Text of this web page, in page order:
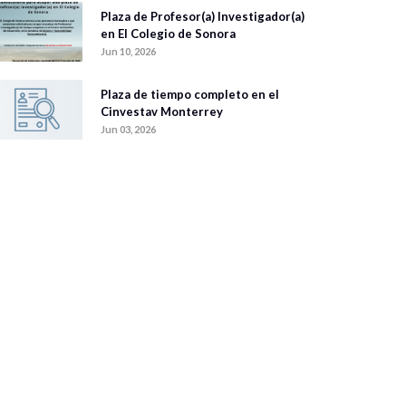
Plaza de Profesor(a) Investigador(a)
en El Colegio de Sonora
Jun 10, 2026
Plaza de tiempo completo en el
Cinvestav Monterrey
Jun 03, 2026